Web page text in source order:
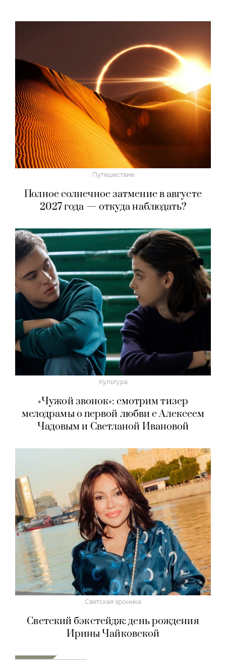
Путешествие
Полное солнечное затмение в августе
2027 года — откуда наблюдать?
Культура
«Чужой звонок»: смотрим тизер
мелодрамы о первой любви с Алексеем
Чадовым и Светланой Ивановой
Светская хроника
Светский бэкстейдж: день рождения
Ирины Чайковской